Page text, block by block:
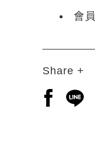
會
Share +
另開新視
另開